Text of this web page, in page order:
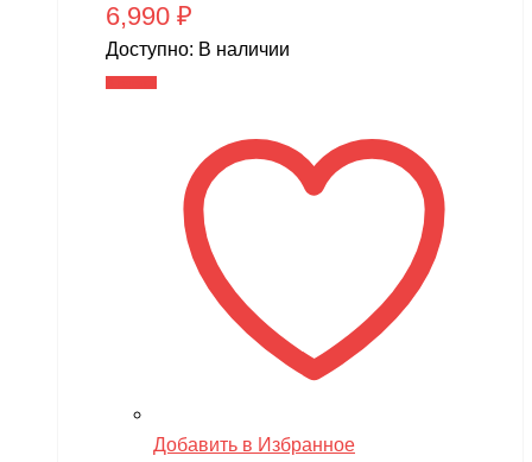
6,990 ₽
Доступно: В наличии
Добавить в Избранное